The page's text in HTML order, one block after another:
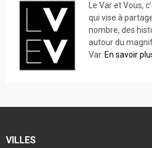
Le Var et Vous,
qui vise à
nombre, des
autour du
Var. En savoir
VILLES